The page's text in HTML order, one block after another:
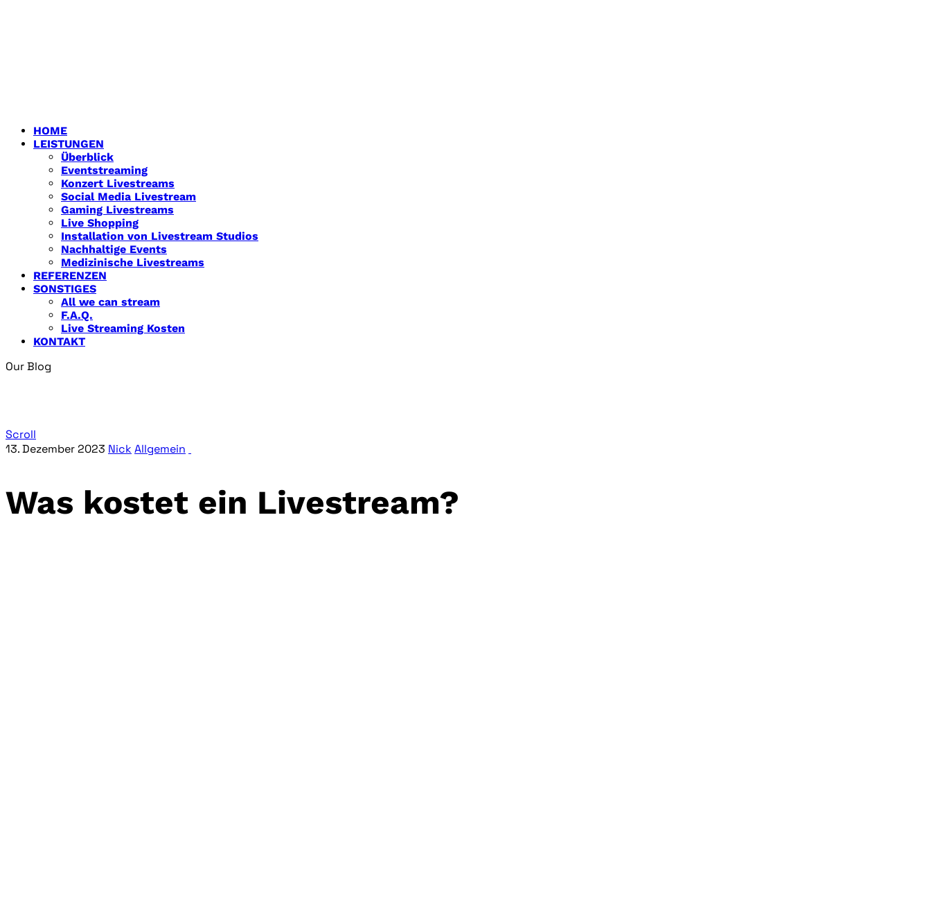
HOME
LEISTUNGEN
Überblick
Eventstreaming
Konzert Livestreams
Social Media Livestream
Gaming Livestreams
Live Shopping
Installation von Livestream Studios
Nachhaltige Events
Medizinische Livestreams
REFERENZEN
SONSTIGES
All we can stream
F.A.Q.
Live Streaming Kosten
KONTAKT
Our Blog
Scroll
13. Dezember 2023 Nick Allgemein
Was kostet ein Livestream?